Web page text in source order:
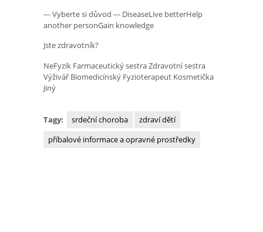
--- Vyberte si důvod --- DiseaseLive betterHelp
another personGain knowledge
Jste zdravotník?
NeFyzik Farmaceutický sestra Zdravotní sestra
Výživář Biomedicínský Fyzioterapeut Kosmetička
Jiný
Tagy: srdeční choroba
zdraví dětí
příbalové informace a opravné prostředky